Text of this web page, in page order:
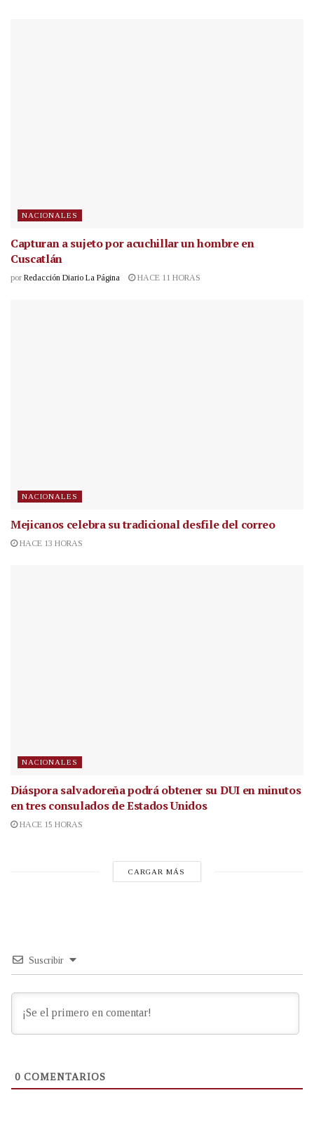
NACIONALES
Capturan a sujeto por acuchillar un hombre en
Cuscatlán
por Redacción Diario La Página HACE 11 HORAS
NACIONALES
Mejicanos celebra su tradicional desfile del correo
HACE 13 HORAS
NACIONALES
Diáspora salvadoreña podrá obtener su DUI en minutos
en tres consulados de Estados Unidos
HACE 15 HORAS
CARGAR MÁS
Suscribir
0 COMENTARIOS